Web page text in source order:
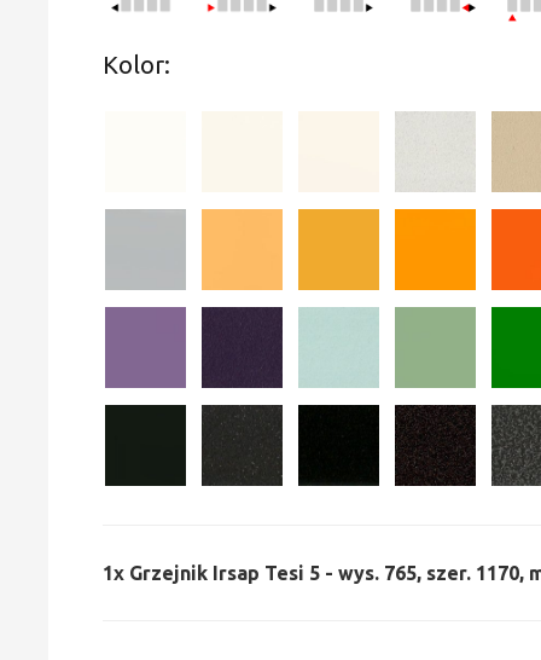
Kolor:
1x Grzejnik Irsap Tesi 5 - wys. 765, szer. 1170,